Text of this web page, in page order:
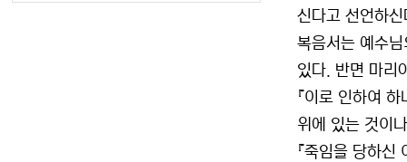
신다고 선언하
복음서는 예수
있다. 반면 마리
『이로 인하여
위에 있는 것이
『죽임을 당하